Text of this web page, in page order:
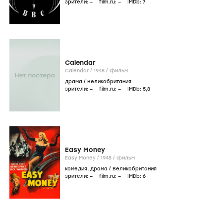
зрители: – film.ru: – IMDb: 7
Calendar
Calendar / 1948 / фильм
драма / Великобритания
зрители: – film.ru: – IMDb: 5,8
Easy Money
Easy Money / 1948 / фильм
комедия, драма / Великобритания
зрители: – film.ru: – IMDb: 6